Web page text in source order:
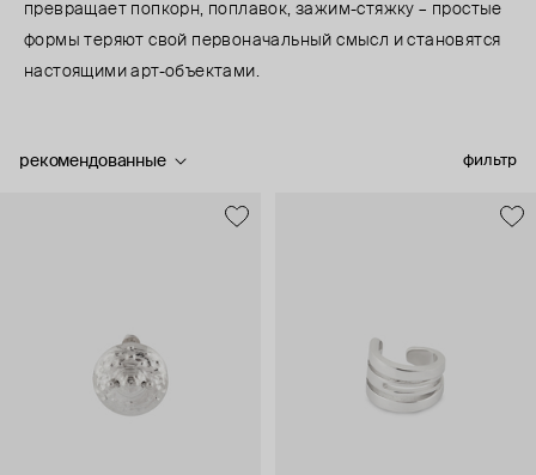
превращает попкорн, поплавок, зажим-стяжку – простые
формы теряют свой первоначальный смысл и становятся
настоящими арт-объектами.
фильтр
рекомендованные